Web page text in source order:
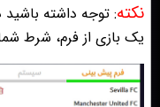
نکته: توجه داشته
یک بازی از فرم، شرط